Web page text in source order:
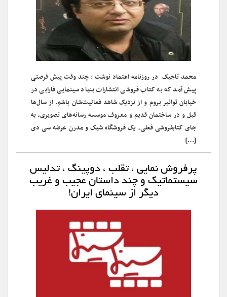
محمد تاجیک در روزنامه اعتماد نوشت : چند وقت پیش فرصتی
پیش آمد که به کتاب فروشی انتشارات بنیاد سینمایی فارابی در
خیابان توانیر بروم و از نزدیک شاهد فعالیت‌شان باشم. از سال‌ها
قبل و در ساختمان قدیم و معروف موسسه رسانه‌های تصویری، به
جای کتابفروشی فعلی، یک فروشگاه شیک و مدرن عرضه سی دی
[…]
پرفروش نمایی ، تقلب ، دوپینگ ، تدلیس
سیستماتیک و چند داستان عجیب و غریب
دیگر از سینمای ایران!